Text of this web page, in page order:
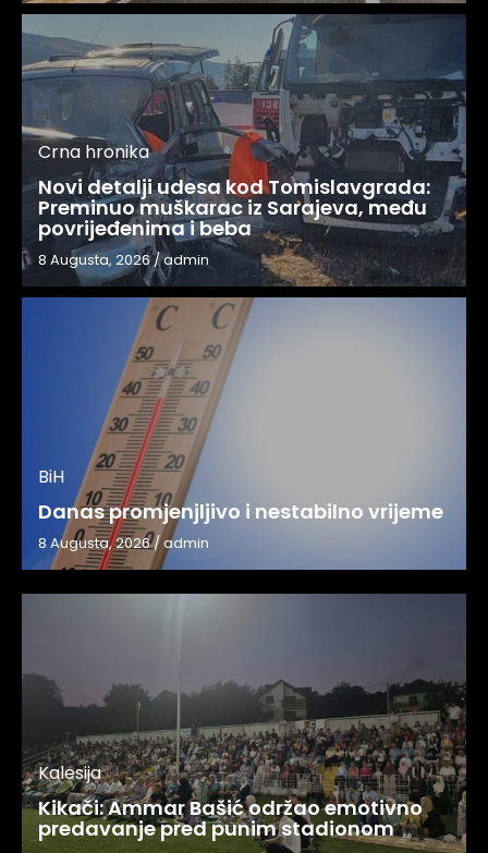
Crna hronika
Novi detalji udesa kod Tomislavgrada:
Preminuo muškarac iz Sarajeva, među
povrijeđenima i beba
8 Augusta, 2026/admin
BiH
Danas promjenjljivo i nestabilno vrijeme
8 Augusta, 2026/admin
Kalesija
Kikači: Ammar Bašić održao emotivno
predavanje pred punim stadionom